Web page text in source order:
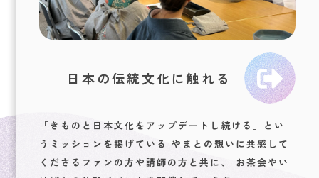
日本の伝統文化に触れる
「きものと日本文化をアップデートし続ける」とい
うミッションを掲げている やまとの想いに共感して
くださるファンの方や講師の方と共に、
お茶会やい